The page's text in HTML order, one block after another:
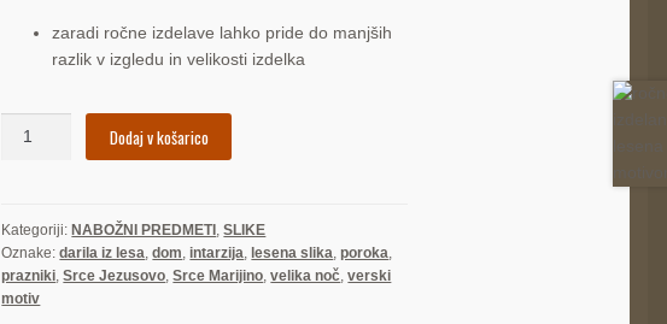
zaradi ročne izdelave lahko pride do manjših
razlik v izgledu in velikosti izdelka
Srce
(sliki)
količina
Dodaj v košarico
Kategoriji: NABOŽNI PREDMETI ,SLIKE
Oznake:darila iz lesa,dom, intarzija, lesena slika,poroka,
prazniki,Srce Jezusovo,Srce Marijino,velika noč,verski
motiv